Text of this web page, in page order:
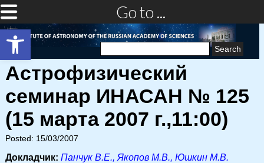
Open toolbar
Go to ...
Search
Астрофизический
семинар ИНАСАН № 125
(15 марта 2007 г.,11:00)
Posted: 15/03/2007
Докладчик: Панчук В.Е., Якопов М.В., Юшкин М.В.